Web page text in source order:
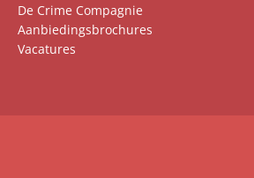
De Crime Compagnie
Aanbiedingsbrochures
Vacatures